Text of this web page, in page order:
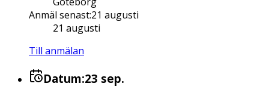
Anmäl senast:21 augusti
21 augusti
Till anmälan
Datum:23 sep.